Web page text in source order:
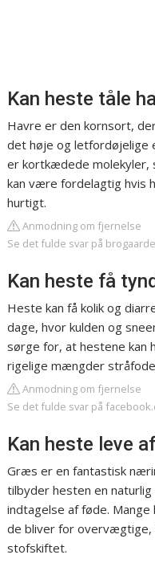
Kan heste tåle
Havre er den kornsort,
det høje og letfordøjelige
er kortkædede molekyler,
kan være fordelagtig hvis
hurtigt.
Anmodning om fjernelse
Se det fulde svar på
Kan heste få
Heste kan få kolik og
dage, hvor kulden og
sørge for, at hestene kan
rigelige mængder
Anmodning om fjernelse
Se det fulde svar på
Kan heste leve
Græs er en fantastisk
tilbyder hesten en
indtagelse af føde.
de bliver for overvægtige,
stofskiftet.